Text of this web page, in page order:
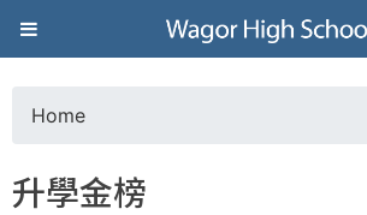
Jump to navigation
葳
格
高
Home
升學金榜